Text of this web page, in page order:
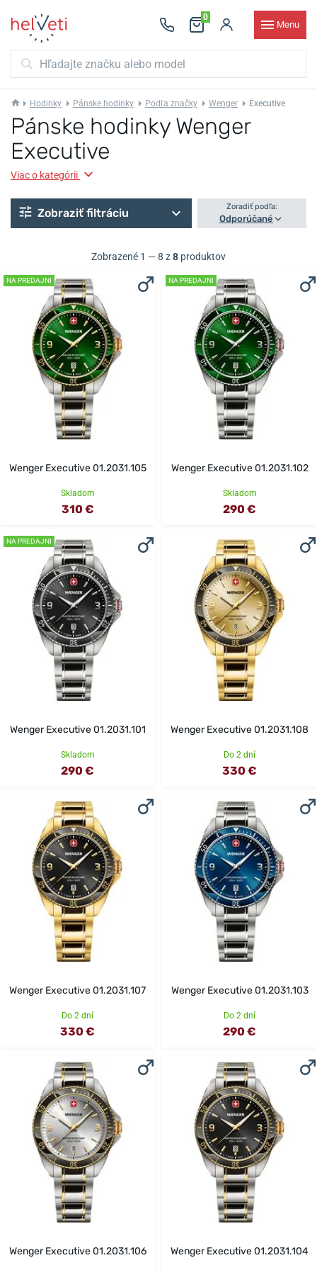
0
Menu
Hodinky Pánske hodinky Podľa značky Wenger Executive
Pánske hodinky Wenger
Executive
Viac o kategórii
Zobraziť filtráciu Zoradiť podľa:
Odporúčané
Zobrazené 1 — 8 z8 produktov
NA PREDAJNI
Wenger Executive 01.2031.105
Skladom
310 €
NA PREDAJNI
Wenger Executive 01.2031.102
Skladom
290 €
NA PREDAJNI
Wenger Executive 01.2031.101
Skladom
290 €
Wenger Executive 01.2031.108
Do 2 dní
330 €
Wenger Executive 01.2031.107
Do 2 dní
330 €
Wenger Executive 01.2031.103
Do 2 dní
290 €
Wenger Executive 01.2031.106 Wenger Executive 01.2031.104